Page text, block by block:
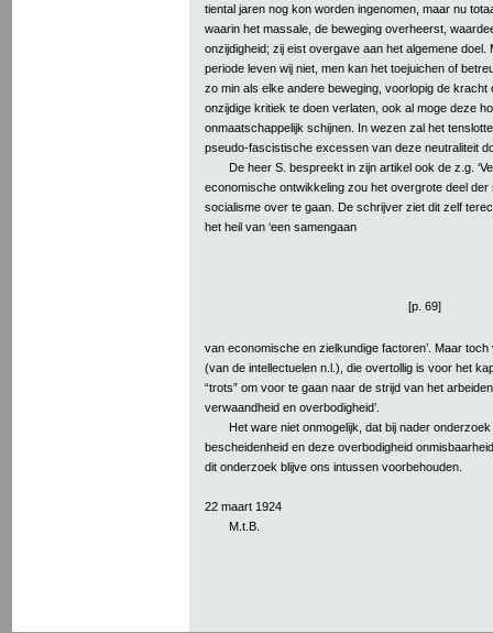
tiental jaren nog kon worden ingenomen, maar nu
waarin het massale, de beweging overheerst,
onzijdigheid; zij eist overgave aan het algemene doel.
periode leven wij niet, men kan het toejuichen of
zo min als elke andere beweging, voorlopig de kracht
onzijdige kritiek te doen verlaten, ook al moge deze
onmaatschappelijk schijnen. In wezen zal het
pseudo-fascistische excessen van deze neutraliteit
De heer S. bespreekt in zijn artikel ook de z.g.
economische ontwikkeling zou het overgrote deel
socialisme over te gaan. De schrijver ziet dit zelf
het heil van ‘een samengaan
[p. 69]
van economische en zielkundige factoren’. Maar toch
(van de intellectuelen n.l.), die overtollig is voor het
“trots” om voor te gaan naar de strijd van het
verwaandheid en overbodigheid’.
Het ware niet onmogelijk, dat bij nader
bescheidenheid en deze overbodigheid
dit onderzoek blijve ons intussen voorbehouden.
22 maart 1924
M.t.B.